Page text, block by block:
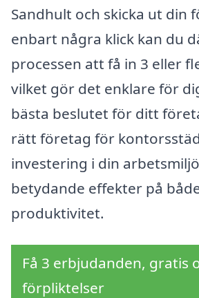
Sandhult och skicka ut din
enbart några klick kan du
processen att få in 3 eller
vilket gör det enklare för
bästa beslutet för ditt
rätt företag för
investering i din
betydande effekter på
produktivitet.
Få 3 erbjudanden, gratis
förpliktelser